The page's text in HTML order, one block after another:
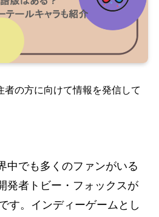
の方に向けて情報を発信して
中でも多くのファンがいる
発者トビー・フォックスが
す。インディーゲームとし